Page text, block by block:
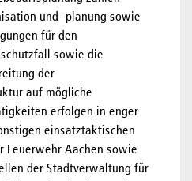
und -planung sowie
für den
sowie die
der
auf mögliche
erfolgen in enger
einsatztaktischen
Feuerwehr Aachen sowie
der Stadtverwaltung für